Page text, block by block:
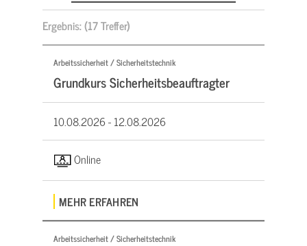
Ergebnis:(17 Treffer)
Arbeitssicherheit / Sicherheitstechnik
Grundkurs Sicherheitsbeauftragter
10.08.2026 -12.08.2026
Online
MEHR ERFAHREN
Arbeitssicherheit / Sicherheitstechnik